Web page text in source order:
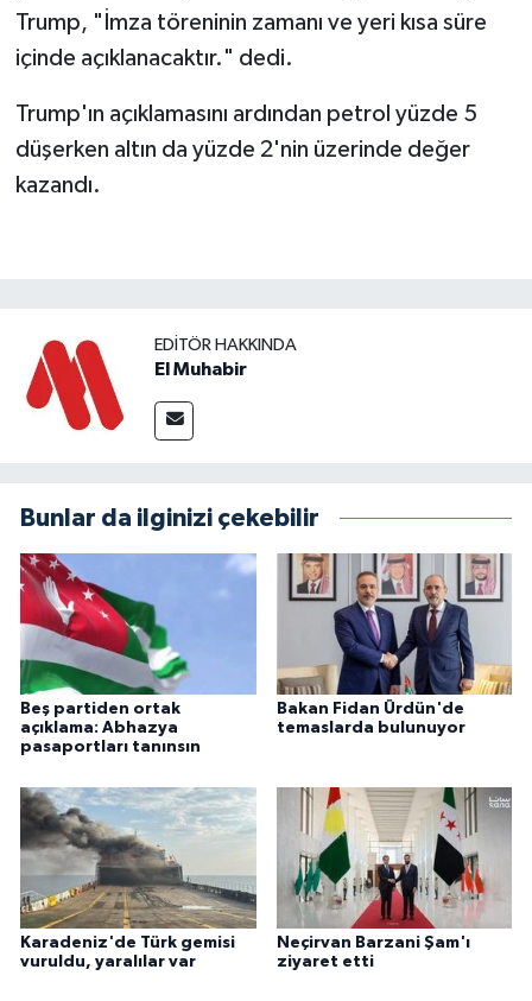
Trump, "İmza töreninin zamanı ve yeri kısa süre
içinde açıklanacaktır." dedi.
Trump'ın açıklamasını ardından petrol yüzde 5
düşerken altın da yüzde 2'nin üzerinde değer
kazandı.
EDITÖR HAKKINDA
El Muhabir
Bunlar da ilginizi çekebilir
Beş partiden ortak
açıklama: Abhazya
pasaportları tanınsın
Bakan Fidan Ürdün'de
temaslarda bulunuyor
Karadeniz'de Türk gemisi
vuruldu, yaralılar var
Neçirvan Barzani Şam'ı
ziyaret etti